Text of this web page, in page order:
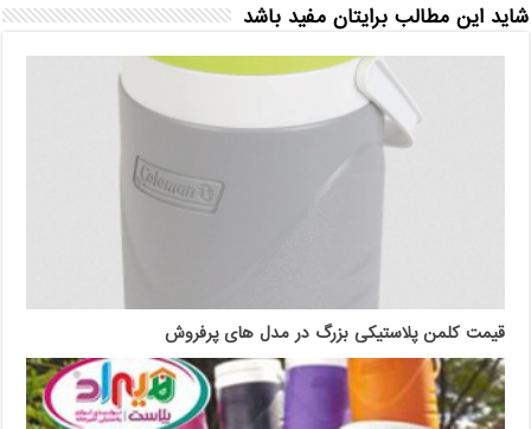
شاید این مطالب برایتان مفید باشد
قیمت کلمن پلاستیکی بزرگ در مدل های پرفروش